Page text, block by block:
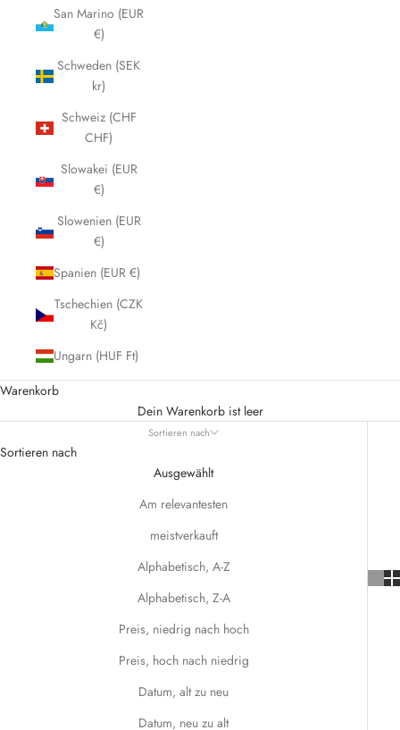
San Marino (EUR
€)
Schweden (SEK
kr)
Schweiz (CHF
CHF)
Slowakei (EUR
€)
Slowenien (EUR
€)
Spanien (EUR €)
Tschechien (CZK
Kč)
Ungarn (HUF Ft)
Warenkorb
Dein Warenkorb ist leer
Sortieren nach
Sortieren nach
Ausgewählt
Am relevantesten
meistverkauft
Alphabetisch, A-Z
Alphabetisch, Z-A
Preis, niedrig nach hoch
Preis, hoch nach niedrig
Datum, alt zu neu
Datum, neu zu alt